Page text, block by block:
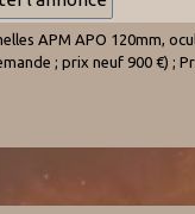
APM APO 120mm,
; prix neuf 900 €) ;